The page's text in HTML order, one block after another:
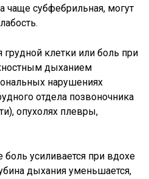
чаще субфебрильная, могут
клетки или боль при
дыханием
нарушениях
отдела позвоночника
опухолях плевры,
усиливается при вдохе
дыхания уменьшается,